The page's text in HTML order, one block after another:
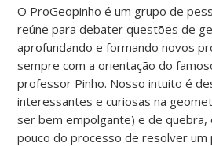
O ProGeopinho é um grupo de
reúne para debater questões de
aprofundando e formando novos
sempre com a orientação do
professor Pinho. Nosso intuito é
interessantes e curiosas na
ser bem empolgante) e de quebra,
pouco do processo de resolver um